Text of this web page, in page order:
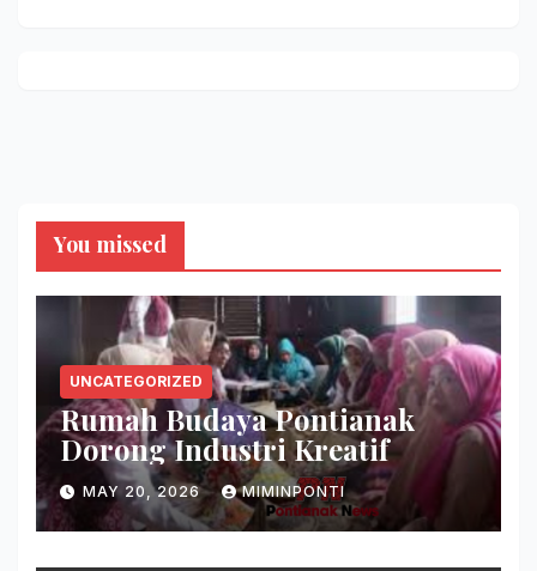
You missed
UNCATEGORIZED
Rumah Budaya Pontianak
Dorong Industri Kreatif
MAY 20, 2026 MIMINPONTI